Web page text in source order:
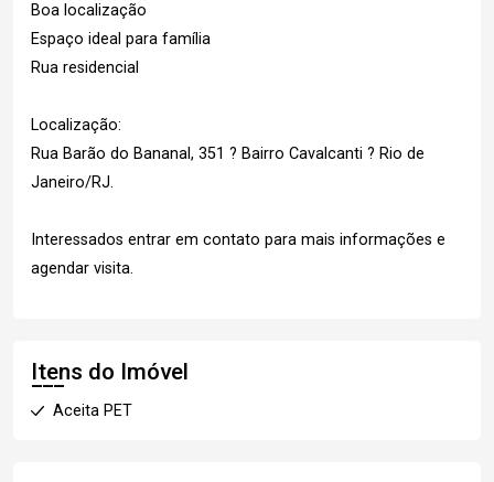
Boa localização
Espaço ideal para família
Rua residencial
Localização:
Rua Barão do Bananal, 351 ? Bairro Cavalcanti ? Rio de
Janeiro/RJ.
Interessados entrar em contato para mais informações e
agendar visita.
Itens do Imóvel
Aceita PET